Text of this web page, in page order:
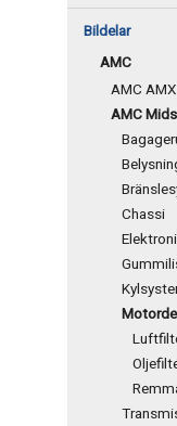
Bildelar
AMC
AMC
AMC
Chassi